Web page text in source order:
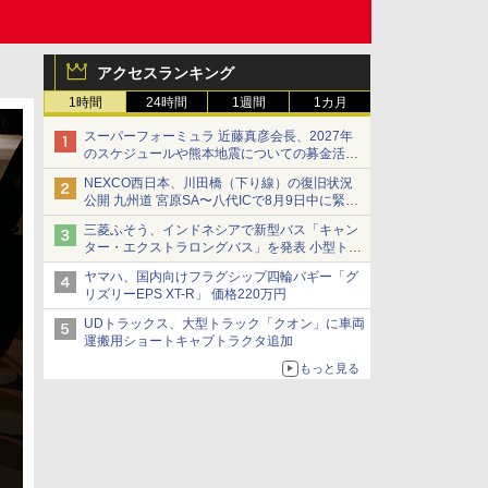
アクセスランキング
1時間 24時間 1週間 1カ月
スーパーフォーミュラ 近藤真彦会長、2027年
のスケジュールや熊本地震についての募金活動
を紹介
NEXCO西日本、川田橋（下り線）の復旧状況
公開 九州道 宮原SA〜八代ICで8月9日中に緊急
車両を通行可能に
三菱ふそう、インドネシアで新型バス「キャン
ター・エクストラロングバス」を発表 小型トラ
ックベースの観光・旅客輸送向けバス
ヤマハ、国内向けフラグシップ四輪バギー「グ
リズリーEPS XT-R」 価格220万円
UDトラックス、大型トラック「クオン」に車両
運搬用ショートキャブトラクタ追加
もっと見る